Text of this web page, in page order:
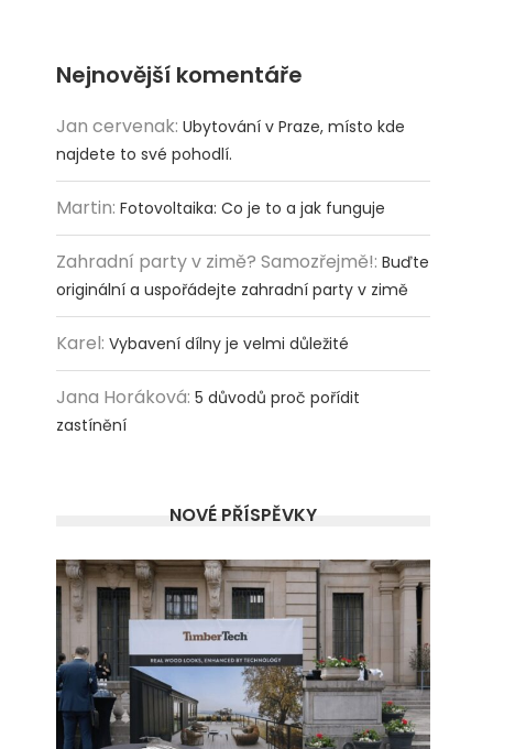
Nejnovější komentáře
Jan cervenak: Ubytování v Praze, místo kde
najdete to své pohodlí.
Martin: Fotovoltaika: Co je to a jak funguje
Zahradní party v zimě? Samozřejmě!: Buďte
originální a uspořádejte zahradní party v zimě
Karel: Vybavení dílny je velmi důležité
Jana Horáková: 5 důvodů proč pořídit
zastínění
NOVÉ PŘÍSPĚVKY